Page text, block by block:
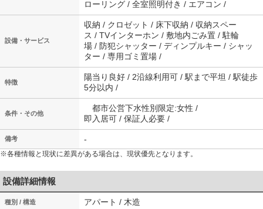
ローリング / 全室照明付き / エアコン /
設備・サービス
収納 / クロゼット / 床下収納 / 収納スペー
ス / TVインターホン / 敷地内ごみ置 / 駐輪
場 / 防犯シャッター / ディンプルキー / シャッ
ター / 専用ゴミ置場 /
特徴
陽当り良好 / 2沿線利用可 / 駅まで平坦 / 駅徒歩
5分以内 /
条件・その他
都市公営下水性別限定:女性 /
即入居可 / 保証人必要 /
備考 -
※各種情報と現状に差異がある場合は、現状優先となります。
設備詳細情報
種別 / 構造 アパート / 木造